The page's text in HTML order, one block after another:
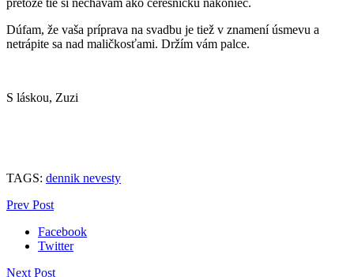
Dúfam, že vaša príprava na svadbu je tiež v znamení úsmevu a
netrápite sa nad maličkosťami. Držím vám palce.
S láskou, Zuzi
TAGS: dennik nevesty
Prev Post
Facebook
Twitter
Next Post